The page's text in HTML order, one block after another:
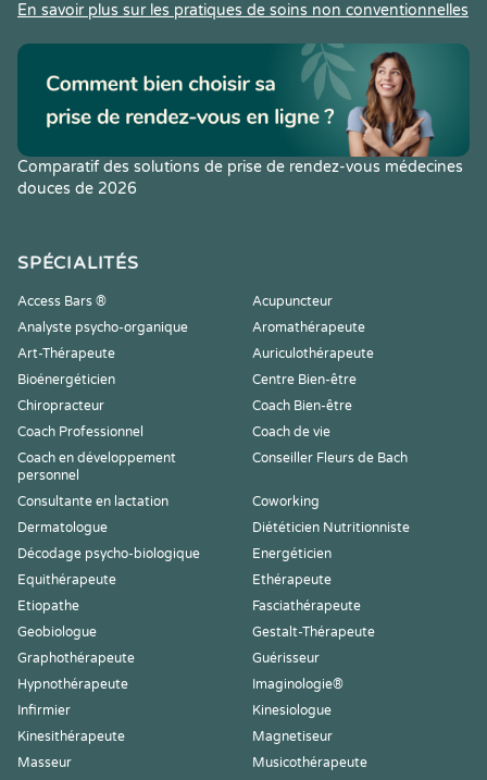
En savoir plus sur les pratiques de soins non conventionnelles
Comparatif des solutions de prise de rendez-vous médecines
douces de 2026
SPÉCIALITÉS
Access Bars ®
Acupuncteur
Analyste psycho-organique
Aromathérapeute
Art-Thérapeute
Auriculothérapeute
Bioénergéticien
Centre Bien-être
Chiropracteur
Coach Bien-être
Coach Professionnel
Coach de vie
Coach en développement
personnel
Conseiller Fleurs de Bach
Consultante en lactation
Coworking
Dermatologue
Diététicien Nutritionniste
Décodage psycho-biologique
Energéticien
Equithérapeute
Ethérapeute
Etiopathe
Fasciathérapeute
Geobiologue
Gestalt-Thérapeute
Graphothérapeute
Guérisseur
Hypnothérapeute
Imaginologie®
Infirmier
Kinesiologue
Kinesithérapeute
Magnetiseur
Masseur
Musicothérapeute